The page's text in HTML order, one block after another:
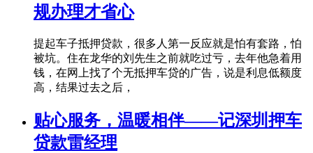
规办理才省心
提起车子抵押贷款，很多人第一反应就是怕有套路，怕
被坑。住在龙华的刘先生之前就吃过亏，去年他急着用
钱，在网上找了个无抵押车贷的广告，说是利息低额度
高，结果过去之后，
贴心服务，温暖相伴——记深圳押车
贷款雷经理